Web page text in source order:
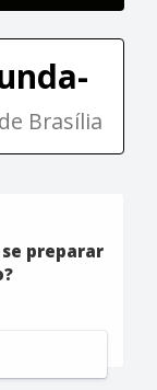
Brasília
preparar